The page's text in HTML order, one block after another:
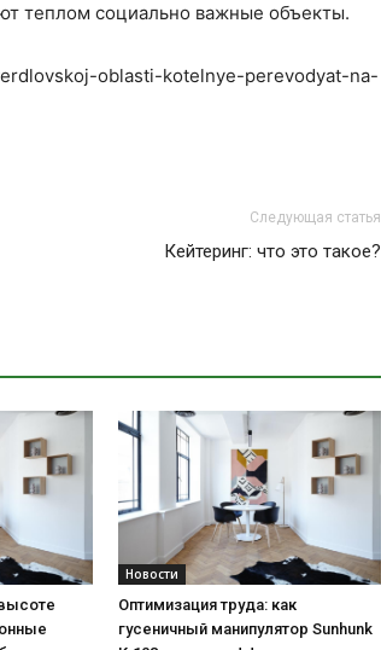
теплом социально важные объекты.
oblasti-kotelnye-perevodyat-na-
Следующая статья
Кейтеринг: что это такое?
Новости
Оптимизация труда: как
гусеничный манипулятор Sunhunk